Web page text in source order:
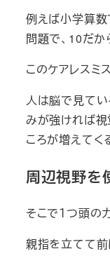
例えば小学算
問題で、10だか
このケアレスミ
人は脳で見て
みが強ければ
ころが増えてく
周辺視野を
そこで１つ頭の
親指を立てて前